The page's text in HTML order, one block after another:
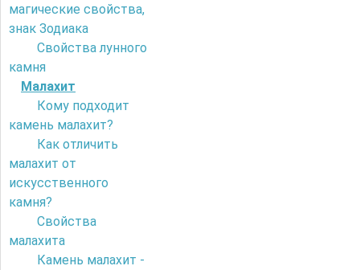
магические свойства,
знак Зодиака
Свойства лунного
камня
Малахит
Кому подходит
камень малахит?
Как отличить
малахит от
искусственного
камня?
Свойства
малахита
Камень малахит -